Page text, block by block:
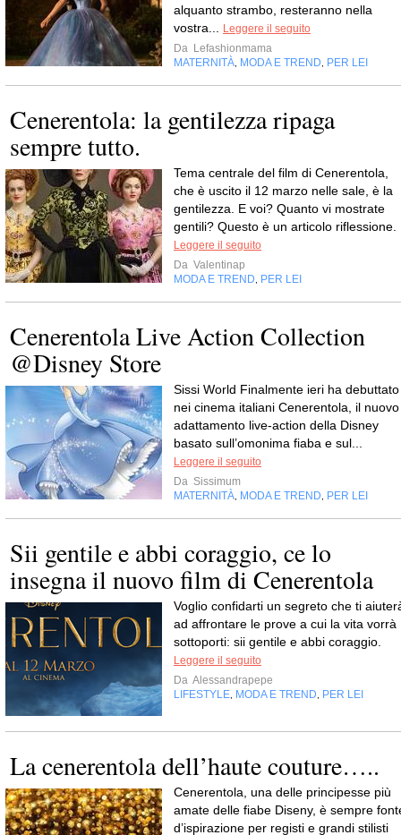
alquanto strambo, resteranno nella
vostra...
Leggere il seguito
Da Lefashionmama
MATERNITÀ MODA E TREND PER LEI
Cenerentola: la gentilezza ripaga
sempre tutto.
Tema centrale del film di Cenerentola,
che è uscito il 12 marzo nelle sale, è la
gentilezza. E voi? Quanto vi mostrate
gentili? Questo è un articolo riflessione.
Leggere il seguito
Da Valentinap
MODA E TREND
PER LEI
Cenerentola Live Action Collection
@Disney Store
Sissi World Finalmente ieri ha debuttato
nei cinema italiani Cenerentola, il nuovo
adattamento live-action della Disney
basato sull’omonima fiaba e sul...
Leggere il seguito
Da Sissimum
MATERNITÀ MODA E TREND PER LEI
Sii gentile e abbi coraggio, ce lo
insegna il nuovo film di Cenerentola
Voglio confidarti un segreto che ti
ad affrontare le prove a cui la vita vorrà
sottoporti: sii gentile e abbi coraggio.
Leggere il seguito
Da Alessandrapepe
LIFESTYLE MODA E TREND PER LEI
La cenerentola dell’haute couture…..
Cenerentola, una delle principesse più
amate delle fiabe Diseny, è sempre
d’ispirazione per registi e grandi stilisti